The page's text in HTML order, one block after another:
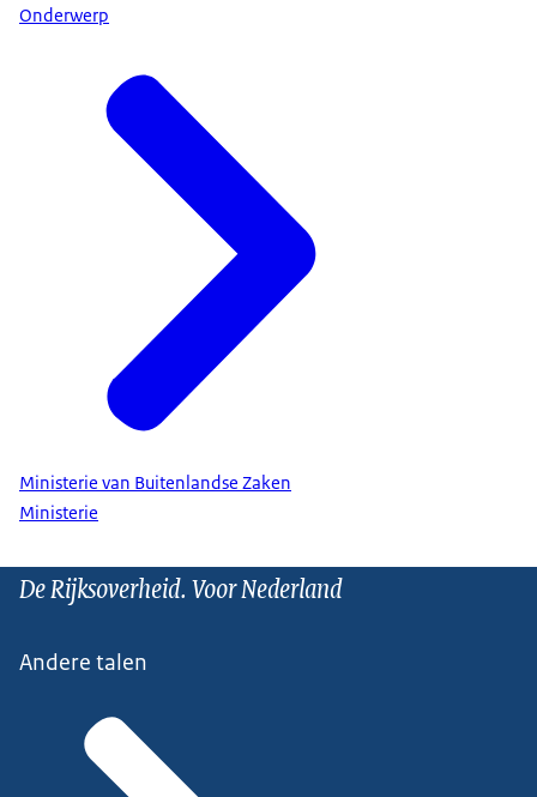
Onderwerp
Ministerie van Buitenlandse Zaken
Ministerie
De Rijksoverheid. Voor Nederland
Andere talen